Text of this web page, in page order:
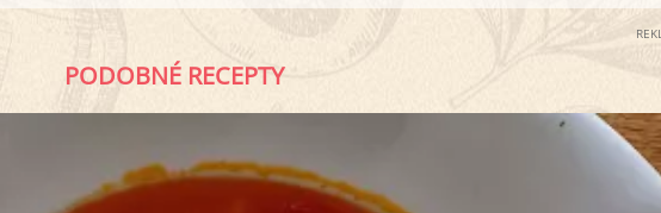
PODOBNÉ RECEPTY